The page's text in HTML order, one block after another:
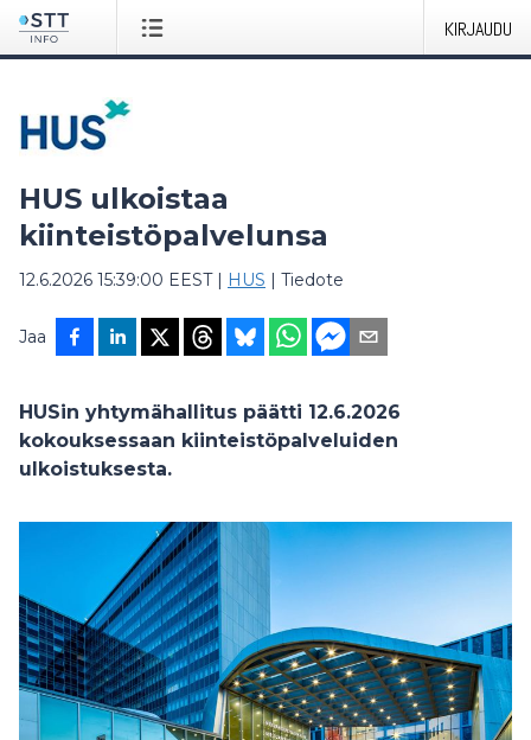
KIRJAUDU
HUS ulkoistaa
kiinteistöpalvelunsa
12.6.2026 15:39:00 EEST| HUS | Tiedote
Jaa
HUSin yhtymähallitus päätti 12.6.2026
kokouksessaan kiinteistöpalveluiden
ulkoistuksesta.